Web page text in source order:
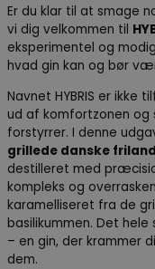
Er du klar til at smage
vi dig velkommen til
eksperimentel og
hvad gin kan og bør
Navnet HYBRIS er
ud af komfortzonen
forstyrrer. I denne
grillede danske
destilleret med
kompleks og
karamelliseret fra de
basilikummen. Det
– en gin, der krammer
dem.